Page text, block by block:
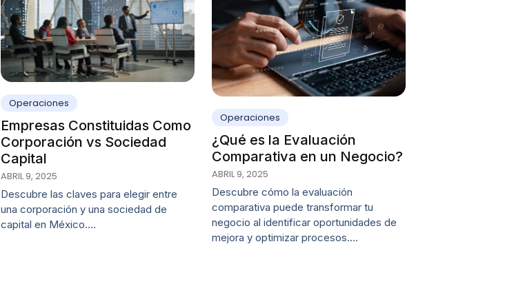
Operaciones
Empresas Constituidas Como
Corporación vs Sociedad
Capital
ABRIL 9, 2025
Descubre las claves para elegir entre
una corporación y una sociedad de
capital en México.…
Operaciones
¿Qué es la Evaluación
Comparativa en un Negocio?
ABRIL 9, 2025
Descubre cómo la evaluación
comparativa puede transformar tu
negocio al identificar oportunidades de
mejora y optimizar procesos.…